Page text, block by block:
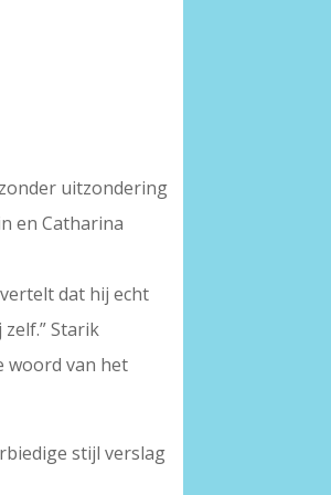
uitzondering
en Catharina
dat hij echt
Starik
woord van het
stijl verslag